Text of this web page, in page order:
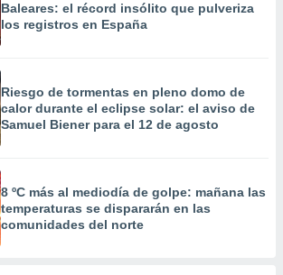
Baleares: el récord insólito que pulveriza
los registros en España
Riesgo de tormentas en pleno domo de
calor durante el eclipse solar: el aviso de
Samuel Biener para el 12 de agosto
8 ºC más al mediodía de golpe: mañana las
temperaturas se dispararán en las
comunidades del norte